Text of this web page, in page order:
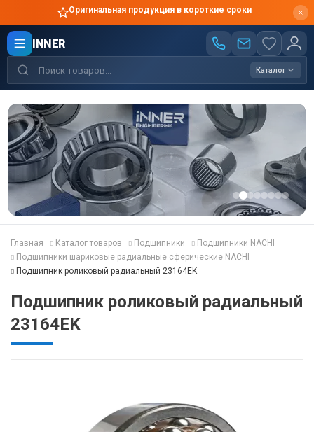
Оригинальная продукция в короткие сроки
INNER
Каталог
Главная Каталог товаров Подшипники
Подшипники NACHI
Подшипники шариковые радиальные сферические NACHI
Подшипник роликовый радиальный 23164EK
Подшипник роликовый радиальный
23164EK